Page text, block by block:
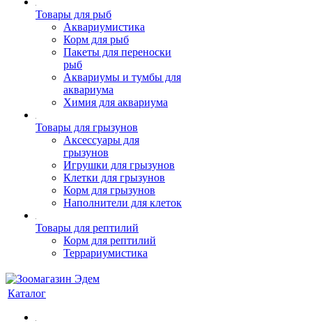
Товары для рыб
Аквариумистика
Корм для рыб
Пакеты для переноски
рыб
Аквариумы и тумбы для
аквариума
Химия для аквариума
Товары для грызунов
Аксессуары для
грызунов
Игрушки для грызунов
Клетки для грызунов
Корм для грызунов
Наполнители для клеток
Товары для рептилий
Корм для рептилий
Террариумистика
Каталог